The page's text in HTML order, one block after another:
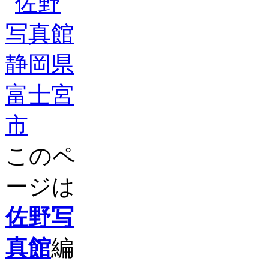
このペ
ージは
佐野写
真館編